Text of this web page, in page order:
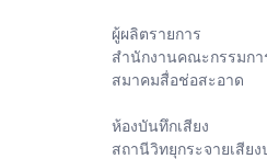
ผู้ผลิตรายการ
สำนักงานคณะกรรมกา
สมาคมสื่อช่อสะอาด
ห้องบันทึกเสียง
สถานีวิทยุกระจายเสียง